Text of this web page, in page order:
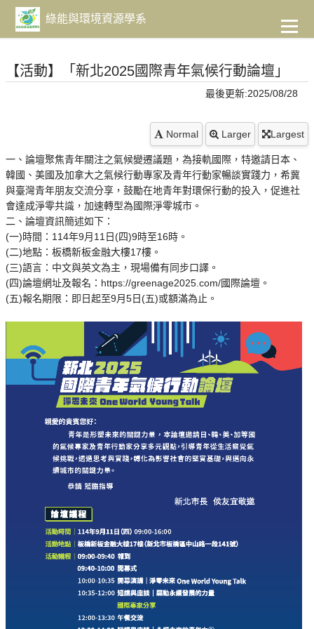
主
要
容
綠能與環境資源學系
【活動】「新北2025國際青年氣候行動論壇」
最後更新:2025/08/28
Normal Larger Largest
一、論壇聚焦青年關注之氣候變遷議題，為接軌國際，特邀請日本、
韓國、美國及加拿大之氣候行動專家及青年行動家暢談實踐力，希冀
與臺灣青年朋友交流分享，鼓勵在地青年對環保行動的投入，促進社
會達成淨零共識，加速轉型為國際淨零城市。
二、論壇資訊簡述如下：
(一)時間：114年9月11日(四)9時至16時。
(二)地點：板橋新板金融大樓17樓。
(三)語言：中文與英文為主，現場備有同步口譯。
(四)論壇網址及報名：https://greenage2025.com/國際論壇。
(五)報名期限：即日起至9月5日(五)或額滿為止。